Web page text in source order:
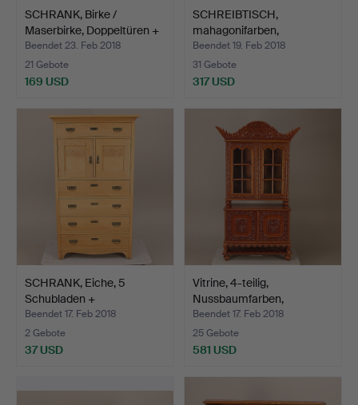
SCHRANK, Birke /
Maserbirke, Doppeltüren +
…
Beendet 23. Feb 2018
21 Gebote
169 USD
SCHREIBTISCH,
mahagonifarben,
gemischte St…
Beendet 19. Feb 2018
31 Gebote
317 USD
SCHRANK, Eiche, 5
Schubladen +
Doppeltüren…
Beendet 17. Feb 2018
2 Gebote
37 USD
Vitrine, 4-teilig,
Nussbaumfarben,
gemisch…
Beendet 17. Feb 2018
25 Gebote
581 USD